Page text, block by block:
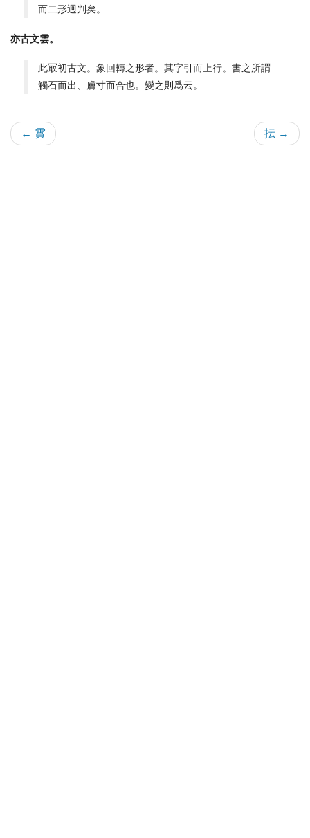
而二形迥判矣。
亦古文雲。
此冣初古文。象回轉之形者。其字引而上行。書之所謂
觸石而出、膚寸而合也。變之則爲云。
← 霣 抎 →